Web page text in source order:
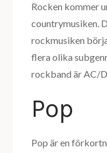
Rocken kommer
countrymusiken.
rockmusiken
flera olika
rockband är AC/
Pop
Pop är en